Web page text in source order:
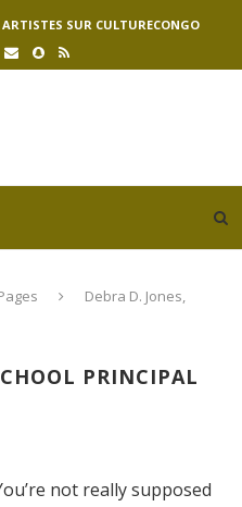
SUR CULTURECONGO
Debra D. Jones,
PRINCIPAL
not really supposed